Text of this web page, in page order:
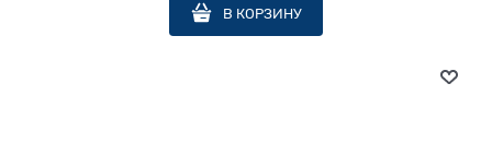
В КОРЗИНУ